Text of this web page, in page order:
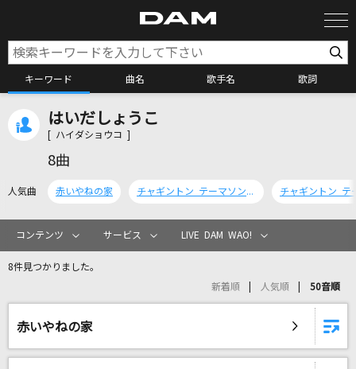
キーワード 曲名 歌手名 歌詞
カラオケ検索
カラオケリクエスト
リアルタイムで歌われている曲の一覧
願い
はいだしょうこ
[ ハイダショウコ ]
8曲
人気曲 赤いやねの家 チャギントン テーマソング(はいだしょうこVer.)
コンテンツ サービス LIVE DAM WAO!
8件見つかりました。
新着順 人気順 50音順
赤いやねの家